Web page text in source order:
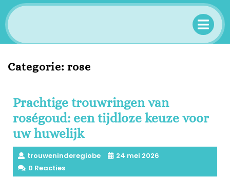
Categorie: rose
Prachtige trouwringen van
roségoud: een tijdloze keuze voor
uw huwelijk
trouweninderegiobe
24 mei 2026
0 Reacties